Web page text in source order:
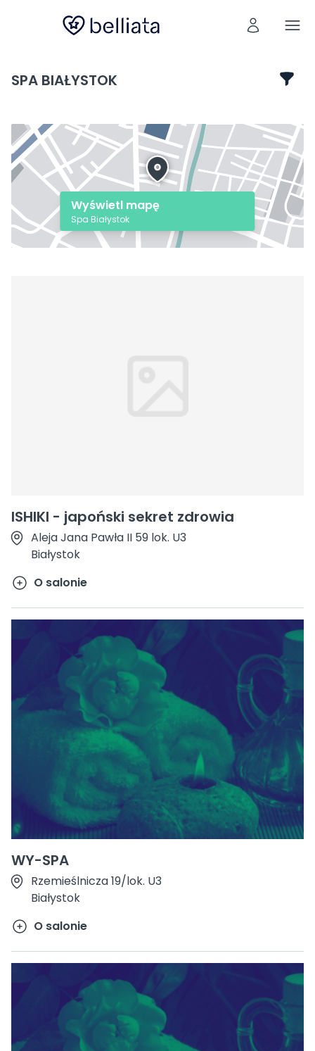
SPA BIAŁYSTOK
ISHIKI - japoński sekret zdrowia
Aleja Jana Pawła II 59 lok. U3
Białystok
O salonie
WY-SPA
Rzemieślnicza 19/lok. U3
Białystok
O salonie
Wyświetl mapę
Spa Białystok